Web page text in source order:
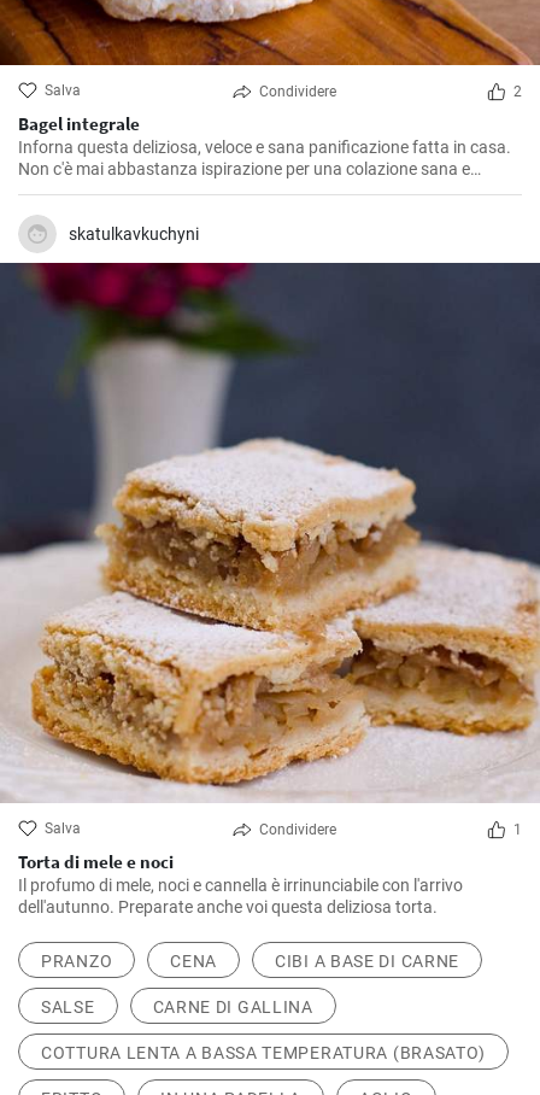
Salva Condividere 2
Bagel integrale
Inforna questa deliziosa, veloce e sana panificazione fatta in casa.
Non c'è mai abbastanza ispirazione per una colazione sana e
gustosa.
skatulkavkuchyni
Salva Condividere 1
Torta di mele e noci
Il profumo di mele, noci e cannella è irrinunciabile con l'arrivo
dell'autunno. Preparate anche voi questa deliziosa torta.
PRANZO CENA CIBI A BASE DI CARNE
SALSE CARNE DI GALLINA
COTTURA LENTA A BASSA TEMPERATURA (BRASATO)